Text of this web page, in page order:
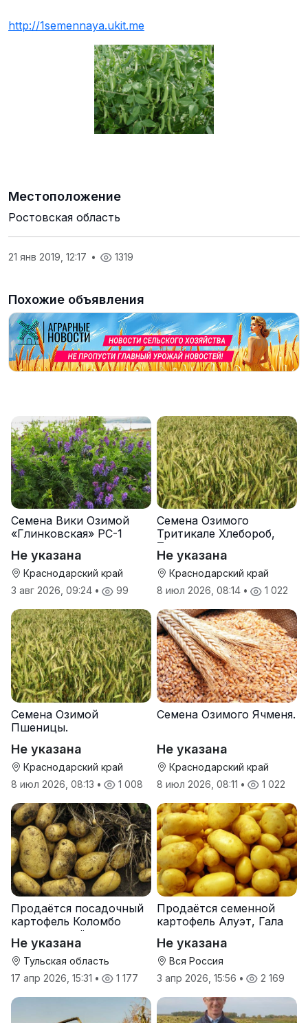
http://1semennaya.ukit.me
Местоположение
Ростовская область
21 янв 2019, 12:17 • 1319
Похожие объявления
Семена Вики Озимой
«Глинковская» РС-1
Не указана
Краснодарский край
3 авг 2026, 09:24 • 99
Семена Озимого
Тритикале Хлебороб,
Тихон
Не указана
Краснодарский край
8 июл 2026, 08:14 • 1 022
Семена Озимой
Пшеницы.
Не указана
Краснодарский край
8 июл 2026, 08:13 • 1 008
Семена Озимого Ячменя.
Не указана
Краснодарский край
8 июл 2026, 08:11 • 1 022
Продаётся посадочный
картофель Коломбо
оптом от трёх тонн
Не указана
Тульская область
17 апр 2026, 15:31 • 1 177
Продаётся семенной
картофель Алуэт, Гала
Не указана
Вся Россия
3 апр 2026, 15:56 • 2 169